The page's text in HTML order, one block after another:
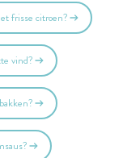
frisse citroen?
vind?